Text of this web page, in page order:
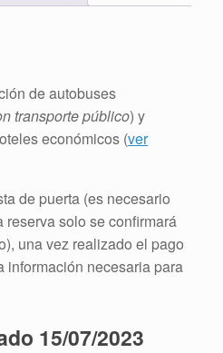
de autobuses
transporte público) y
económicos (ver
de puerta (es necesario
reserva solo se confirmará
una vez realizado el pago
información necesaria para
15/07/2023